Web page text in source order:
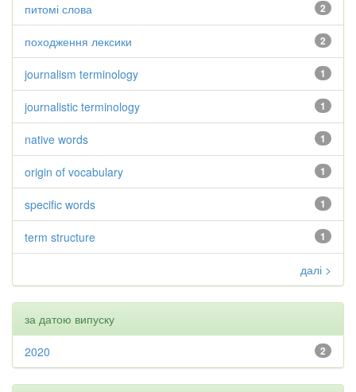
2
питомі слова
2
походження лексики
1
journalism terminology
1
journalistic terminology
1
native words
1
origin of vocabulary
1
specific words
1
term structure
далі >
за датою випуску
2
2020